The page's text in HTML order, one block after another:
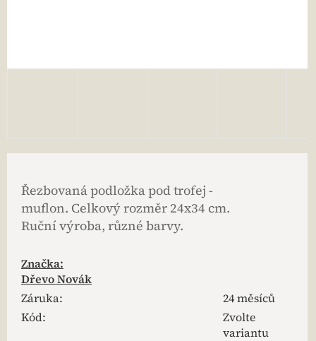
Řezbovaná podložka pod trofej -
muflon. Celkový rozměr 24x34 cm.
Ruční výroba, různé barvy.
Značka:
Dřevo Novák
Záruka:
24 měsíců
Kód:
Zvolte
variantu